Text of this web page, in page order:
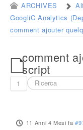
ARCHIVES
GoogliC Analytics
comment ajouter
comment
script
1
11 Anni 4 Mesi fa